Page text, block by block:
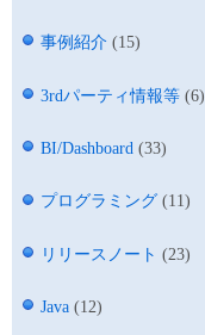
事例紹介 (15)
3rdパーティ情報等 (6)
BI/Dashboard (33)
プログラミング (11)
リリースノート (23)
Java (12)